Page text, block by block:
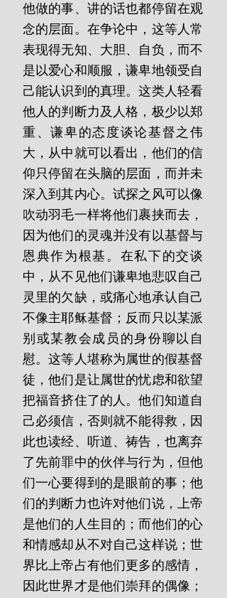
他做的事、讲的话也都停留在观
念的层面。在争论中，这等人常
表现得无知、大胆、自负，而不
是以爱心和顺服，谦卑地领受自
己能认识到的真理。这类人轻看
他人的判断力及人格，极少以郑
重、谦卑的态度谈论基督之伟
大，从中就可以看出，他们的信
仰只停留在头脑的层面，而并未
深入到其内心。试探之风可以像
吹动羽毛一样将他们裹挟而去，
因为他们的灵魂并没有以基督与
恩典作为根基。在私下的交谈
中，从不见他们谦卑地悲叹自己
灵里的欠缺，或痛心地承认自己
不像主耶稣基督；反而只以某派
别或某教会成员的身份聊以自
慰。这等人堪称为属世的假基督
徒，他们是让属世的忧虑和欲望
把福音挤住了的人。他们知道自
己必须信，否则就不能得救，因
此也读经、听道、祷告，也离弃
了先前罪中的伙伴与行为，但他
们一心要得到的是眼前的事；他
们的判断力也许对他们说，上帝
是他们的人生目的；而他们的心
和情感却从不对自己这样说；世
界比上帝占有他们更多的感情，
因此世界才是他们崇拜的偶像；